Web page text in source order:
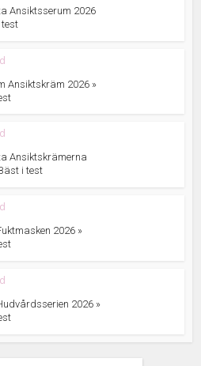
Ansiktsserum 2026
test
Ansiktskräm 2026 »
Ansiktskrämerna
i test
2026 »
2026 »